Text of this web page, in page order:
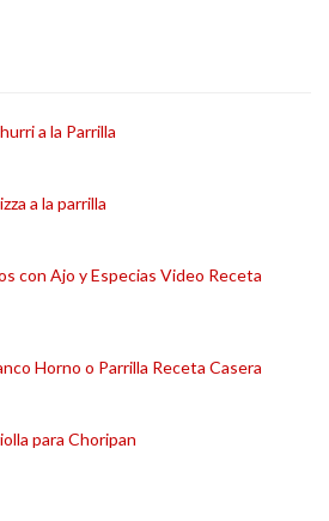
a la Parrilla
a la parrilla
con Ajo y Especias Video Receta
Horno o Parrilla Receta Casera
para Choripan